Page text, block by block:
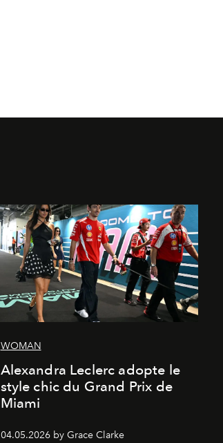
WOMAN
Alexandra Leclerc adopte le
style chic du Grand Prix de
Miami
04.05.2026 by Grace Clarke